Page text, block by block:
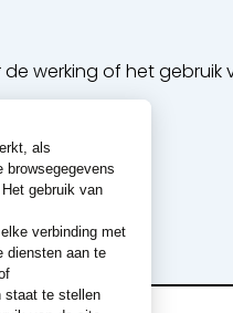
Grondverzetwerken
Milieu en recyclage
werking of het